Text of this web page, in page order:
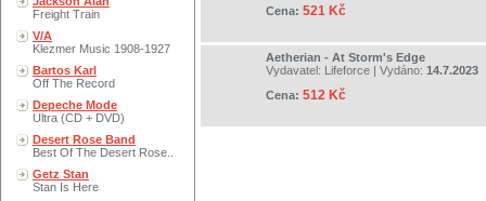
Freight Train
V/A
Klezmer Music 1908-1927
Bartos Karl
Off The Record
Depeche Mode
Ultra (CD + DVD)
Desert Rose Band
Best Of The Desert Rose..
Getz Stan
Stan Is Here
Cena: 521 Kč
Aetherian - At Storm's Edge
Vydavatel: Lifeforce | Vydáno: 14.7.2023
Cena: 512 Kč